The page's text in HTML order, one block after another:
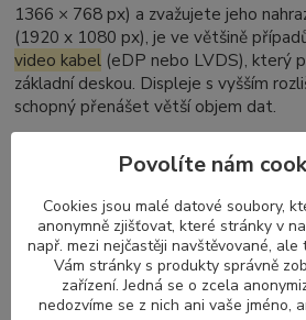
1366 × 768 px) a zvažujete jeho
(1920 x 1080 px), je ve většině
video kabel (eDP nebo LVDS), který
základní deskou. Displeje s vyšším
schopný přenášet větší objem dat.
kabelu nutná – kabely pro vyšší
Nelze zaměnit DELL
displej za nedotykový (a
Povolíte nám
Cookies jsou malé datové soubory,
anonymně zjišťovat, které stránky v
např. mezi nejčastěji navštěvované, ale
Vám stránky s produkty správně
zařízení. Jedná se o zcela
nedozvíme se z nich ani vaše jméno,